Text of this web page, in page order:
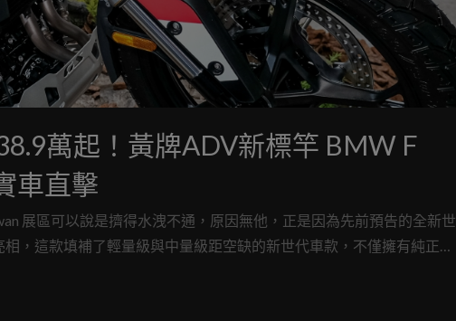
萬起！黃牌ADV新標竿 BMW F
車直擊
展區可以說是擠得水洩不通，原因無他，正是因為先前預告的全新世
，這款填補了輕量級與中量級距空缺的新世代車款，不僅擁有純正的